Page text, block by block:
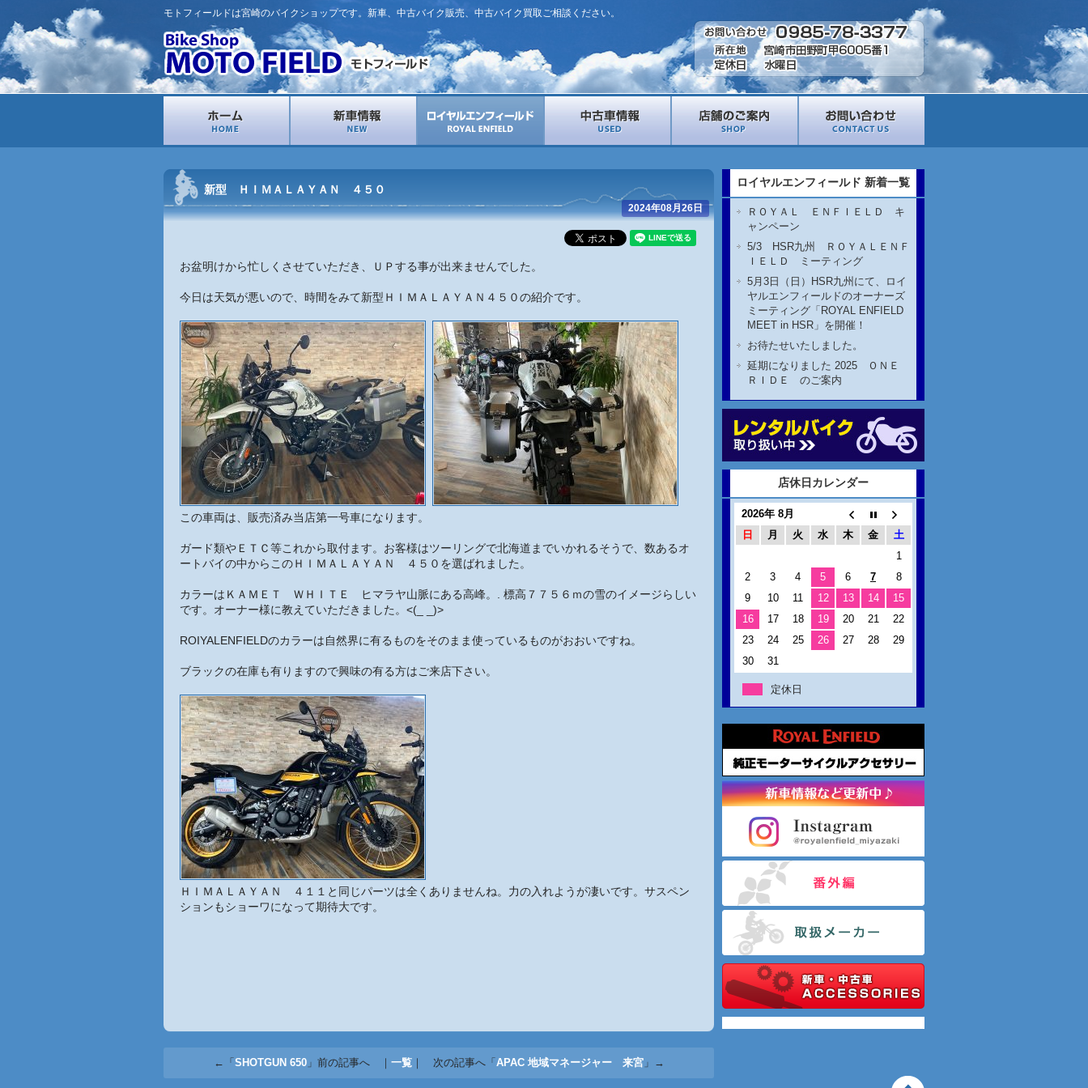
モトフィールドは宮崎のバイクショップです。新車、中古バイク販売、中古バイク買取ご相談ください。
新型 ＨＩＭＡＬＡＹＡＮ ４５０
2024年08月26日
お盆明けから忙しくさせていただき、ＵＰする事が出来ませんでした。
今日は天気が悪いので、時間をみて新型ＨＩＭＡＬＡＹＡＮ４５０の紹介です。
この車両は、販売済み当店第一号車になります。
ガード類やＥＴＣ等これから取付ます。お客様はツーリングで北海道までいかれるそうで、数あるオ
ートバイの中からこのＨＩＭＡＬＡＹＡＮ ４５０を選ばれました。
カラーはＫＡＭＥＴ ＷＨＩＴＥ ヒマラヤ山脈にある高峰。. 標高７７５６ｍの雪のイメージらしい
です。オーナー様に教えていただきました。<(_ _)>
ROIYALENFIELDのカラーは自然界に有るものをそのまま使っているものがおおいですね。
ブラックの在庫も有りますので興味の有る方はご来店下さい。
ＨＩＭＡＬＡＹＡＮ ４１１と同じパーツは全くありませんね。力の入れようが凄いです。サスペン
ションもショーワになって期待大です。
←「 SHOTGUN 650」前の記事へ ｜ 一覧｜ 次の記事へ「 APAC 地域マネージャー 来宮」→
ロイヤルエンフィールド 新着一覧
ＲＯＹＡＬ ＥＮＦＩＥＬＤ キ
ャンペーン
5/3 HSR九州 ＲＯＹＡＬＥＮＦ
ＩＥＬＤ ミーティング
5月3日（日）HSR九州にて、ロイ
ヤルエンフィールドのオーナーズ
ミーティング「ROYAL ENFIELD
MEET in HSR」を開催！
お待たせいたしました。
延期になりました 2025 ＯＮＥ
ＲＩＤＥ のご案内
店休日カレンダー
2026年 8月
日
月 火 水 木 金
土
1
2
3 4 5 6 7
8
9
10 11 12 13 14
15
16
17 18 19 20 21
22
23
24 25 26 27 28
29
30
31
定休日